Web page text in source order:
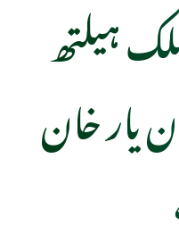
ہیلتھ
یار خان